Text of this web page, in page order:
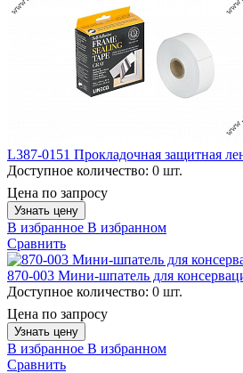
L387-0151 Прокладочная защитная
Доступное количество: 0 шт.
Цена по запросу
Узнать цену
В избранное В избранном
Сравнить
870-003 Мини-шпатель для
Доступное количество: 0 шт.
Цена по запросу
Узнать цену
В избранное В избранном
Сравнить